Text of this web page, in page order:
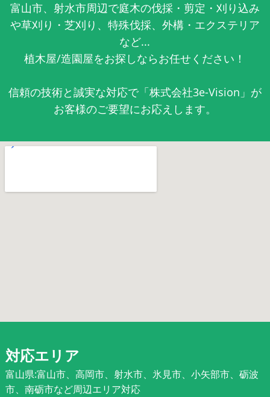
富山市、射水市周辺で庭木の伐採・剪定・刈り込み
や草刈り・芝刈り、特殊伐採、外構・エクステリア
など...
植木屋/造園屋をお探しならお任せください！
信頼の技術と誠実な対応で「株式会社3e-Vision」が
お客様のご要望にお応えします。
対応エリア
富山県:富山市、高岡市、射水市、氷見市、小矢部市、砺波
市、南砺市など周辺エリア対応